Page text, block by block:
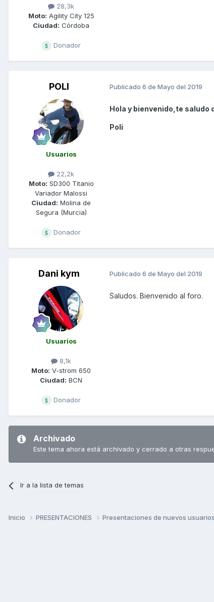
28,3k
Moto: Agility City 125
Ciudad: Córdoba
Donador
POLI
Usuarios
22,2k
Moto: SD300 Titanio
Variador Malossi
Ciudad: Molina de
Segura (Murcia)
Donador
Publicado 6 de Mayo del 2019
Hola y bienvenido,te saludo
Poli
Dani kym
Usuarios
8,1k
Moto: V-strom 650
Ciudad: BCN
Donador
Publicado 6 de Mayo del 2019
Saludos. Bienvenido al foro.
Archivado
Este tema ahora está archivado y cerrado a otras
Ir a la lista de temas
Inicio PRESENTACIONES Presentaciones de nuevos usuarios